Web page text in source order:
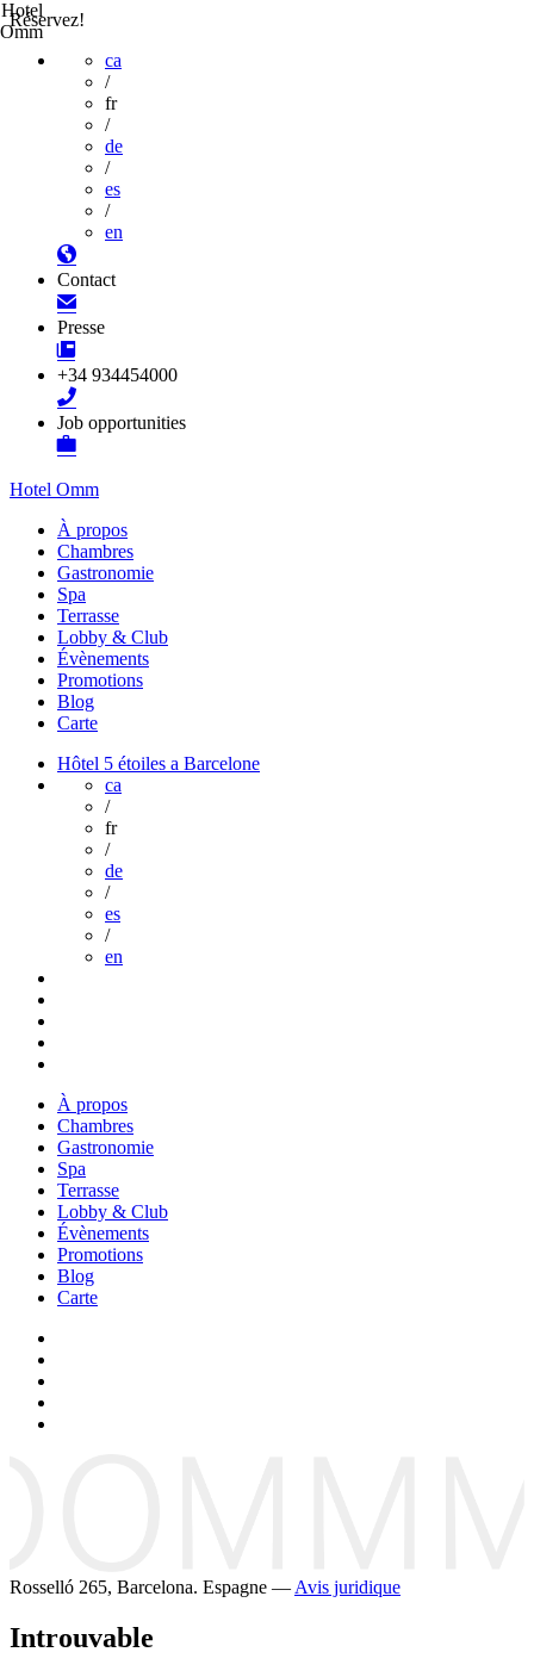
Réservez!
ca
/
fr
/
de
/
es
/
en
Contact
Presse
+34 934454000
Job opportunities
Hotel Omm
À propos
Chambres
Gastronomie
Spa
Terrasse
Lobby & Club
Évènements
Promotions
Blog
Carte
Hôtel 5 étoiles a Barcelone
ca
/
fr
/
de
/
es
/
en
À propos
Chambres
Gastronomie
Spa
Terrasse
Lobby & Club
Évènements
Promotions
Blog
Carte
Rosselló 265, Barcelona. Espagne — Avis juridique
Introuvable
Hotel
Omm